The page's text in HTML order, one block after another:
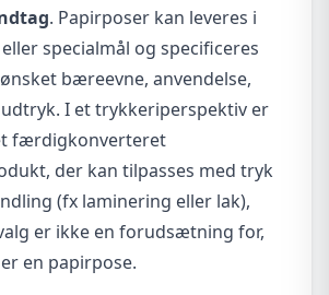
. Papirposer kan leveres i
specialmål og specificeres
bæreevne, anvendelse,
I et trykkeriperspektiv er
færdigkonverteret
der kan tilpasses med tryk
(fx laminering eller lak),
er ikke en forudsætning for,
en papirpose.